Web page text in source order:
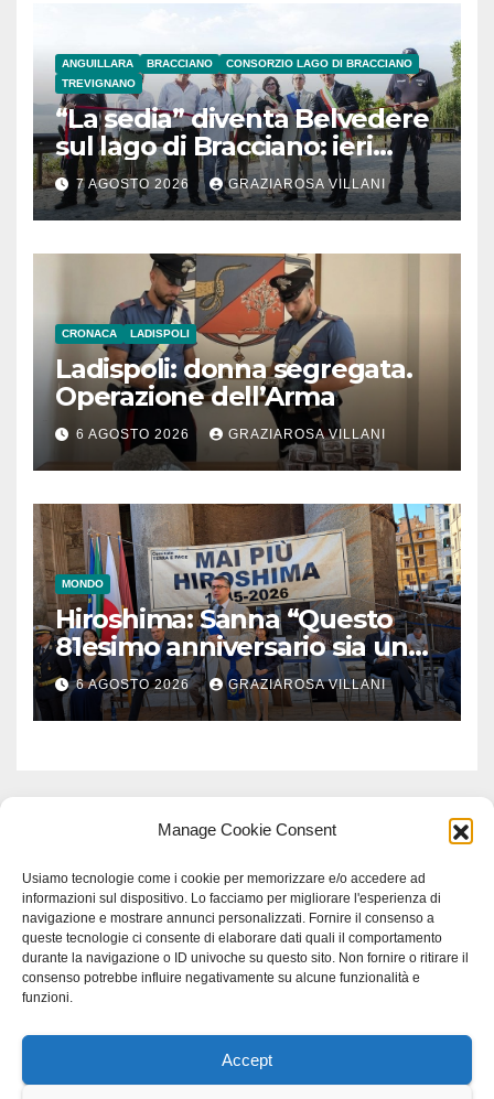
Manage Cookie Consent
Usiamo tecnologie come i cookie per memorizzare e/o accedere ad
informazioni sul dispositivo. Lo facciamo per migliorare l'esperienza di
navigazione e mostrare annunci personalizzati. Fornire il consenso a
queste tecnologie ci consente di elaborare dati quali il comportamento
durante la navigazione o ID univoche su questo sito. Non fornire o ritirare il
consenso potrebbe influire negativamente su alcune funzionalità e
funzioni.
Accept
ANGUILLARA BRACCIANO
CONSORZIO LAGO DI BRACCIANO
TREVIGNANO
“La sedia” diventa Belvedere
sul lago di Bracciano: ieri
l’inaugurazione
7 AGOSTO 2026 GRAZIAROSA VILLANI
CRONACA LADISPOLI
Ladispoli: donna segregata.
Operazione dell’Arma
6 AGOSTO 2026 GRAZIAROSA VILLANI
MONDO
Hiroshima: Sanna “Questo
81esimo anniversario sia un
monito per tutti”
6 AGOSTO 2026 GRAZIAROSA VILLANI
Proudly powered by WordPress|Tema: Newspaperex di